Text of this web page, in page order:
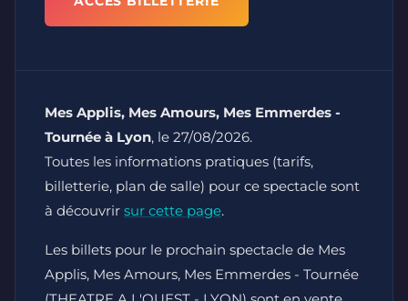
Mes Applis, Mes Amours, Mes Emmerdes -
Tournée à Lyon, le 27/08/2026.
Toutes les informations pratiques (tarifs,
billetterie, plan de salle) pour ce spectacle sont
à découvrir sur cette page.
Les billets pour le prochain spectacle de Mes
Applis, Mes Amours, Mes Emmerdes - Tournée